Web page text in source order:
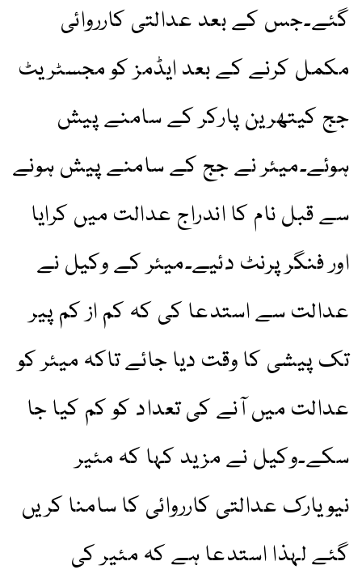
گئے۔جس کے بعد عدالتی کارروائی
مکمل کرنے کے بعد ایڈمز کو مجسٹریٹ
جج کیتھرین پارکر کے سامنے پیش
ہوئے۔میئر نے جج کے سامنے پیش ہونے
سے قبل نام کا اندراج عدالت میں کرایا
اور فنگر پرنٹ دئیے۔میئر کے وکیل نے
عدالت سے استدعا کی کہ کم از کم پیر
تک پیشی کا وقت دیا جائے تاکہ میئر کو
عدالت میں آنے کی تعداد کو کم کیا جا
سکے۔وکیل نے مزید کہا کہ مئیر
نیویارک عدالتی کارروائی کا سامنا کریں
گئے لہذا استدعا ہے کہ مئیر کی